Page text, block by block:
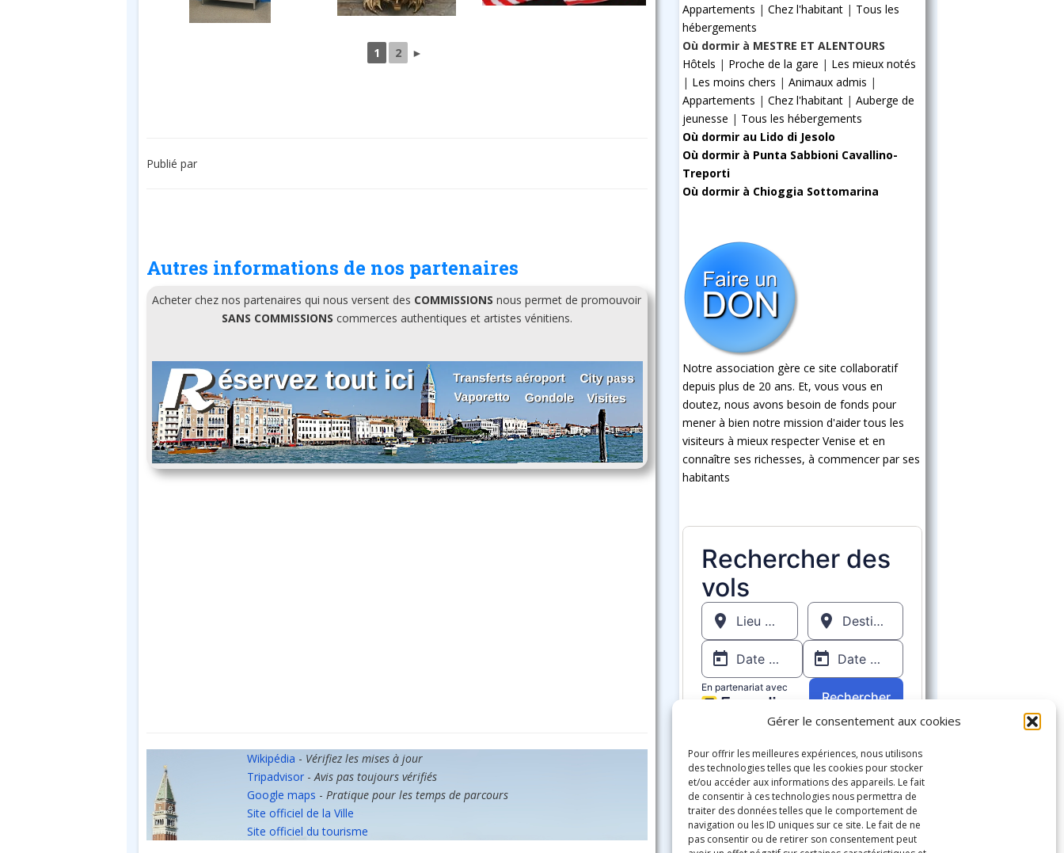
Gérer le consentement aux cookies
Pour offrir les meilleures expériences, nous utilisons
des technologies telles que les cookies pour stocker
et/ou accéder aux informations des appareils. Le fait
de consentir à ces technologies nous permettra de
traiter des données telles que le comportement de
navigation ou les ID uniques sur ce site. Le fait de ne
pas consentir ou de retirer son consentement peut
1 2 ►
Publié par
Autres informations de nos partenaires
Acheter chez nos partenaires qui nous versent des COMMISSIONS nous permet de promouvoir
SANS COMMISSIONS commerces authentiques et artistes vénitiens.
Wikipédia - Vérifiez les mises à jour
Tripadvisor-Avis pas toujours vérifiés
Google maps - Pratique pour les temps de parcours
Site officiel de la Ville
Site officiel du tourisme
Appartements | Chez l'habitant| Tous les
hébergements
Où dormir à MESTRE ET ALENTOURS
Hôtels | Proche de la gare | Les mieux notés
| Les moins chers | Animaux admis |
Appartements | Chez l'habitant| Auberge de
jeunesse | Tous les hébergements
Où dormir au Lido di Jesolo
Où dormir à Punta Sabbioni Cavallino-
Treporti
Où dormir à Chioggia Sottomarina
Notre association gère ce site collaboratif
depuis plus de 20 ans. Et, vous vous en
doutez, nous avons besoin de fonds pour
mener à bien notre mission d'aider tous les
visiteurs à mieux respecter Venise et en
connaître ses richesses, à commencer par ses
habitants